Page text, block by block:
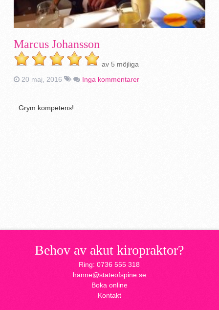
Marcus Johansson
av 5 möjliga
20 maj, 2016
Inga kommentarer
Grym kompetens!
Behov av akut kiropraktor?
Ring: 0736 555 318
hanne@stateofspine.se
Boka online
Kontakt